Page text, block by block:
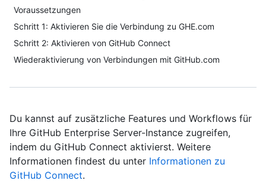
Voraussetzungen
Schritt 1: Aktivieren Sie die Verbindung zu GHE.com
Schritt 2: Aktivieren von GitHub Connect
Wiederaktivierung von Verbindungen mit GitHub.com
Du kannst auf zusätzliche Features und Workflows für
Ihre GitHub Enterprise Server-Instance zugreifen,
indem du GitHub Connect aktivierst. Weitere
Informationen findest du unter Informationen zu
GitHub Connect.